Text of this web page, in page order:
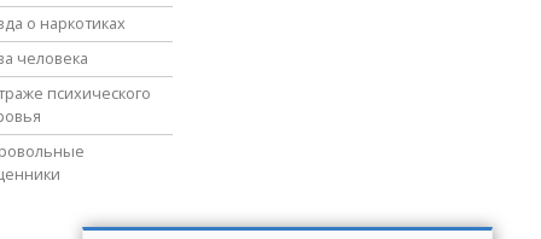
о наркотиках
человека
психического